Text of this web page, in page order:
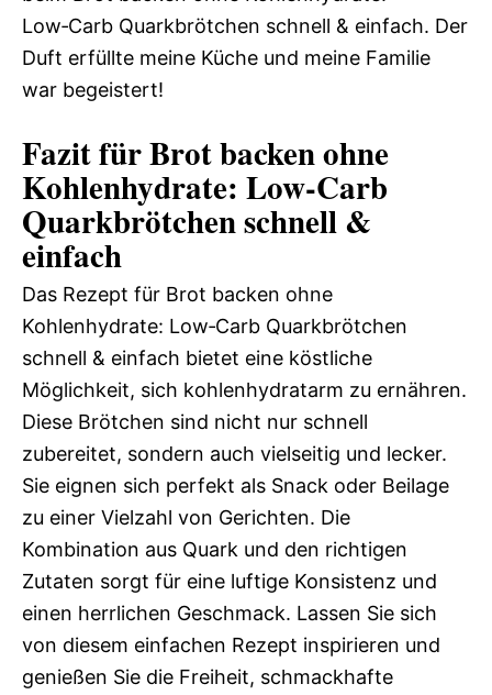
Low‑Carb Quarkbrötchen schnell & einfach. Der
Duft erfüllte meine Küche und meine Familie
war begeistert!
Fazit für Brot backen ohne
Kohlenhydrate: Low‑Carb
Quarkbrötchen schnell &
einfach
Das Rezept für Brot backen ohne
Kohlenhydrate: Low‑Carb Quarkbrötchen
schnell & einfach bietet eine köstliche
Möglichkeit, sich kohlenhydratarm zu ernähren.
Diese Brötchen sind nicht nur schnell
zubereitet, sondern auch vielseitig und lecker.
Sie eignen sich perfekt als Snack oder Beilage
zu einer Vielzahl von Gerichten. Die
Kombination aus Quark und den richtigen
Zutaten sorgt für eine luftige Konsistenz und
einen herrlichen Geschmack. Lassen Sie sich
von diesem einfachen Rezept inspirieren und
genießen Sie die Freiheit, schmackhafte